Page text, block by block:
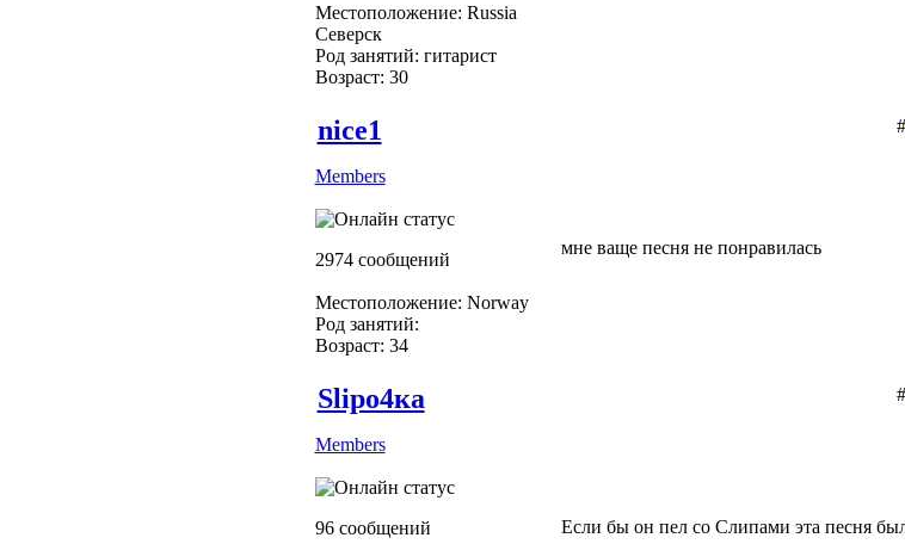
Местоположение: Russia
Северск
Род занятий: гитарист
Возраст: 30
nice1
Members
2974 сообщений
Местоположение: Norway
Род занятий:
Возраст: 34
#
мне ваще песня не понравилась
Slipо4ка
Members
96 сообщений
#
Если бы он пел со Слипами эта песня